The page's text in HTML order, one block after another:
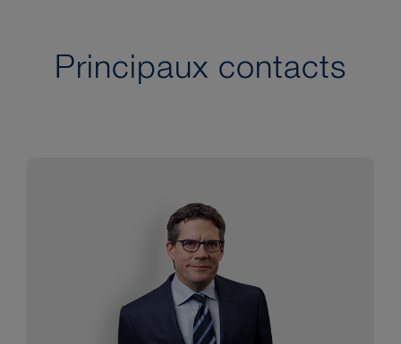
Principaux contacts